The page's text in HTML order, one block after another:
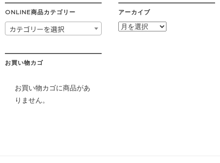
ONLINE商品カテゴリー
カテゴリーを選択
アーカイブ
ア
お買い物カゴ
お買い物カゴに商品があ
りません。